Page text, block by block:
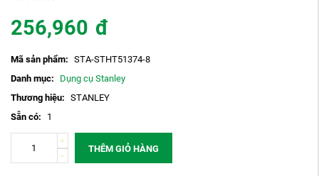
256,960 đ
Mã sản phẩm: STA-STHT51374-8
Danh mục:
Dụng cụ Stanley
Thương hiệu: STANLEY
Sẵn có:
1
THÊM GIỎ HÀNG